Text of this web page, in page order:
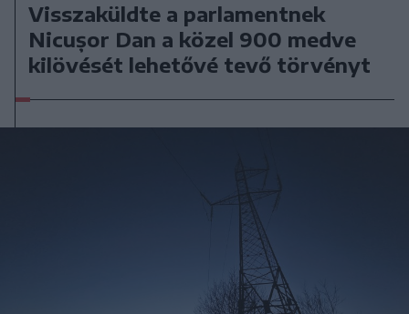
Visszaküldte a parlamentnek
Nicușor Dan a közel 900 medve
kilövését lehetővé tevő törvényt